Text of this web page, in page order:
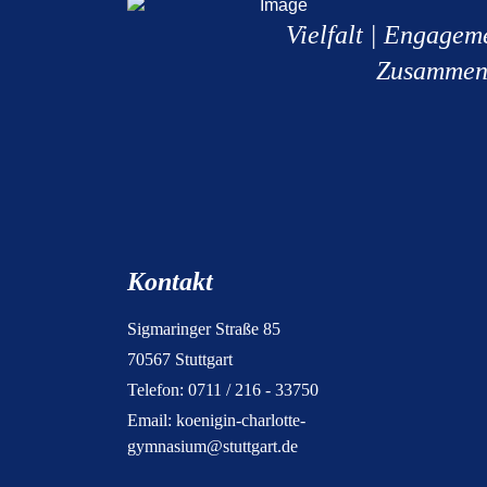
Vielfalt |
Kontakt
Sigmaringer Straße 85
70567 Stuttgart
Telefon: 0711 / 216 - 33750
Email: koenigin-charlotte-
gymnasium@stuttgart.de